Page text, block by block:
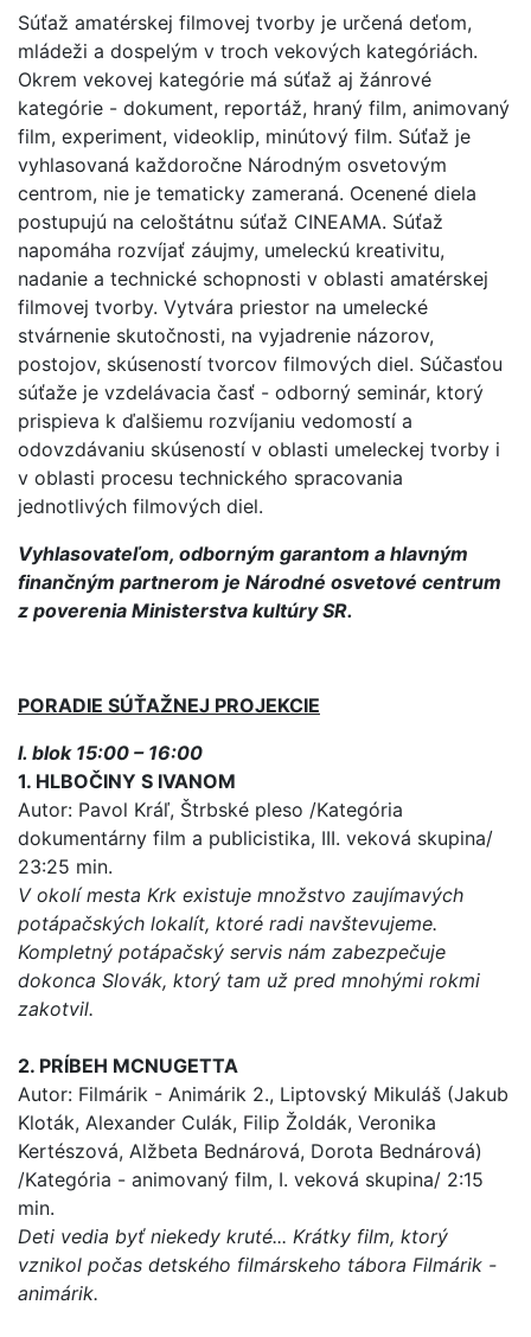
Súťaž amatérskej filmovej tvorby je určená deťom,
mládeži a dospelým v troch vekových kategóriách.
Okrem vekovej kategórie má súťaž aj žánrové
kategórie - dokument, reportáž, hraný film, animovaný
film, experiment, videoklip, minútový film. Súťaž je
vyhlasovaná každoročne Národným osvetovým
centrom, nie je tematicky zameraná. Ocenené diela
postupujú na celoštátnu súťaž CINEAMA. Súťaž
napomáha rozvíjať záujmy, umeleckú kreativitu,
nadanie a technické schopnosti v oblasti amatérskej
filmovej tvorby. Vytvára priestor na umelecké
stvárnenie skutočnosti, na vyjadrenie názorov,
postojov, skúseností tvorcov filmových diel. Súčasťou
súťaže je vzdelávacia časť - odborný seminár, ktorý
prispieva k ďalšiemu rozvíjaniu vedomostí a
odovzdávaniu skúseností v oblasti umeleckej tvorby i
v oblasti procesu technického spracovania
jednotlivých filmových diel.
Vyhlasovateľom, odborným garantom a hlavným
finančným partnerom je Národné osvetové centrum
z poverenia Ministerstva kultúry SR.
PORADIE SÚŤAŽNEJ PROJEKCIE
I. blok 15:00 – 16:00
1. HLBOČINY S IVANOM
Autor: Pavol Kráľ, Štrbské pleso /Kategória
dokumentárny film a publicistika, III. veková skupina/
23:25 min.
V okolí mesta Krk existuje množstvo zaujímavých
potápačských lokalít, ktoré radi navštevujeme.
Kompletný potápačský servis nám zabezpečuje
dokonca Slovák, ktorý tam už pred mnohými rokmi
zakotvil.
2. PRÍBEH MCNUGETTA
Autor: Filmárik - Animárik 2., Liptovský Mikuláš (Jakub
Kloták, Alexander Culák, Filip Žoldák, Veronika
Kertészová, Alžbeta Bednárová, Dorota Bednárová)
/Kategória - animovaný film, I. veková skupina/ 2:15
min.
Deti vedia byť niekedy kruté... Krátky film, ktorý
vznikol počas detského filmárskeho tábora Filmárik -
animárik.